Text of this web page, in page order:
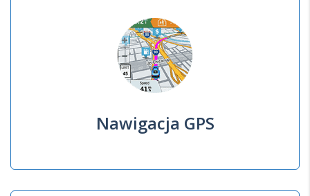
Nawigacja GPS